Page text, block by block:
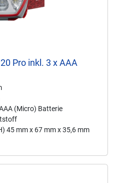
Pro inkl. 3 x AAA
(Micro) Batterie
45 mm x 67 mm x 35,6 mm